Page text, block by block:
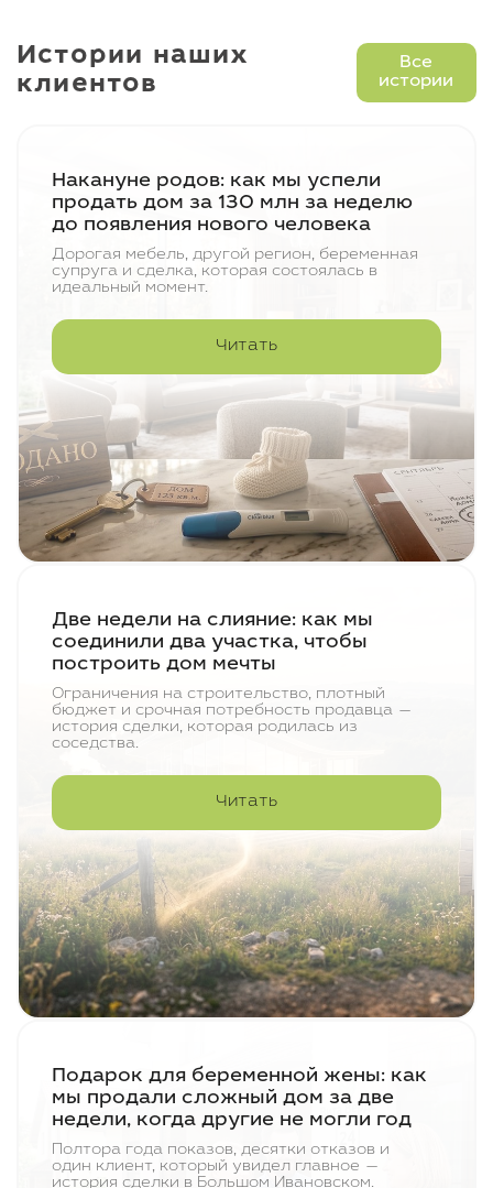
Истории наших
клиентов
Все
истории
Накануне родов: как мы успели
продать дом за 130 млн за неделю
до появления нового человека
Дорогая мебель, другой регион, беременная
супруга и сделка, которая состоялась в
идеальный момент.
Читать
Две недели на слияние: как мы
соединили два участка, чтобы
построить дом мечты
Ограничения на строительство, плотный
бюджет и срочная потребность продавца —
история сделки, которая родилась из
соседства.
Читать
Подарок для беременной жены: как
мы продали сложный дом за две
недели, когда другие не могли год
Полтора года показов, десятки отказов и
один клиент, который увидел главное —
история сделки в Большом Ивановском.